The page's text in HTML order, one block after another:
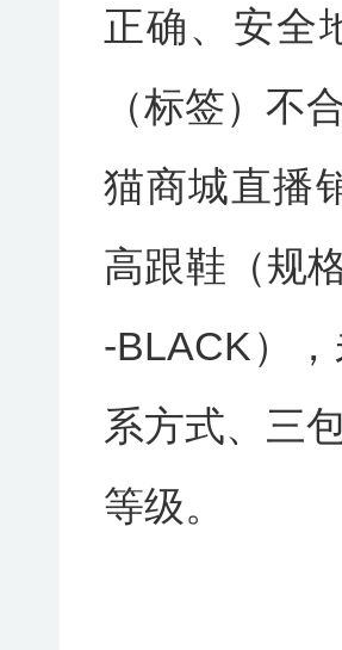
正确、安全
（标签）不
猫商城直播
高跟鞋（规
-BLACK）
系方式、三
等级。